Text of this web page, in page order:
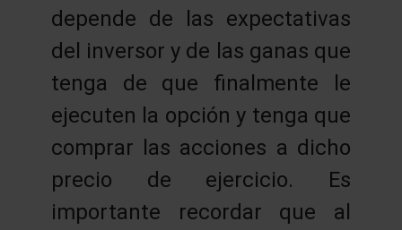
depende de las expectativas
del inversor y de las ganas que
tenga de que finalmente le
ejecuten la opción y tenga que
comprar las acciones a dicho
precio de ejercicio. Es
importante recordar que al